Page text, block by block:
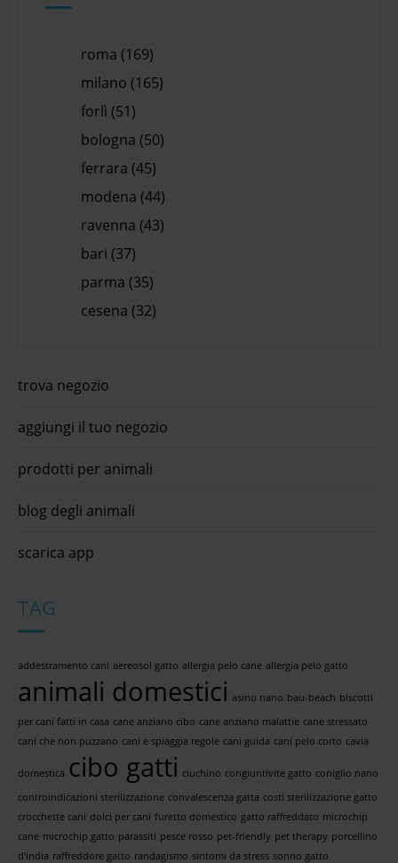
roma (169)
milano (165)
forlì (51)
bologna (50)
ferrara (45)
modena (44)
ravenna (43)
bari (37)
parma (35)
cesena (32)
trova negozio
aggiungi il tuo negozio
prodotti per animali
blog degli animali
scarica app
TAG
addestramento cani aereosol gatto allergia pelo cane allergia pelo gatto
animali domestici asino nano bau-beach biscotti
per cani fatti in casa cane anziano cibo cane anziano malattie cane stressato
cani che non puzzano cani e spiaggia regole cani guida cani pelo corto cavia
domestica cibo gatti ciuchino congiuntivite gatto coniglio nano
controindicazioni sterilizzazione convalescenza gatta costi sterilizzazione gatto
crocchette cani dolci per cani furetto domestico gatto raffreddato microchip
cane microchip gatto parassiti pesce rosso pet-friendly pet therapy porcellino
d'india raffreddore gatto randagismo sintomi da stress sonno gatto